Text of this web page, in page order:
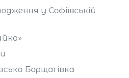
у Софіївській
Борщагівка